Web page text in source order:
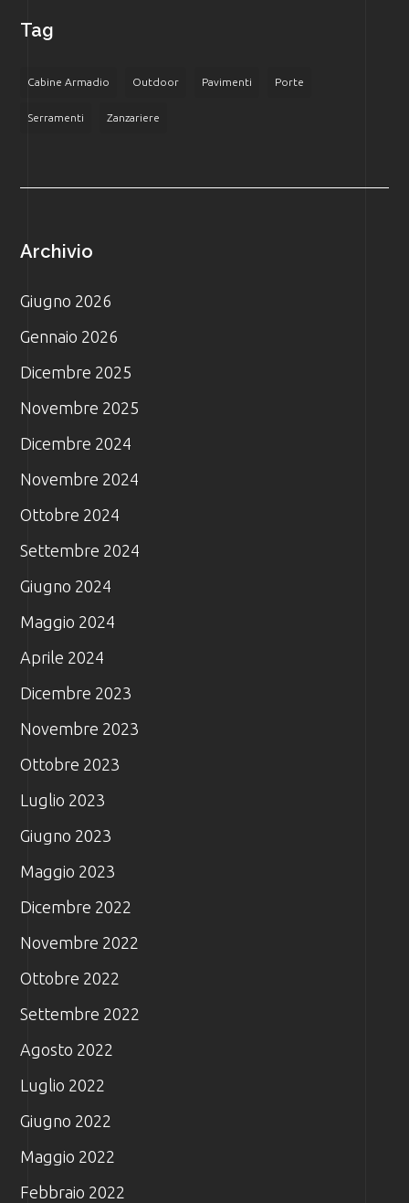
Tag
Cabine Armadio Outdoor Pavimenti Porte
Serramenti Zanzariere
Archivio
Giugno 2026
Gennaio 2026
Dicembre 2025
Novembre 2025
Dicembre 2024
Novembre 2024
Ottobre 2024
Settembre 2024
Giugno 2024
Maggio 2024
Aprile 2024
Dicembre 2023
Novembre 2023
Ottobre 2023
Luglio 2023
Giugno 2023
Maggio 2023
Dicembre 2022
Novembre 2022
Ottobre 2022
Settembre 2022
Agosto 2022
Luglio 2022
Giugno 2022
Maggio 2022
Febbraio 2022